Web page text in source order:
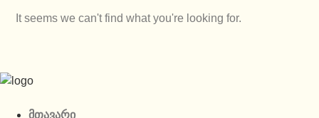
It seems we can't find what you're looking for.
მთავარი